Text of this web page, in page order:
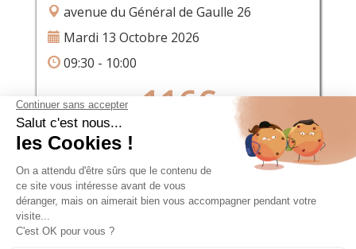
avenue du Général de Gaulle 26
Mardi 13 Octobre 2026
09:30 - 10:00
116€
RÉSERVER